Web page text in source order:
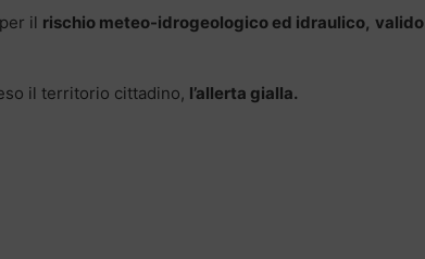
per il rischio meteo-idrogeologico ed idraulico, valido
il territorio cittadino, l’allerta gialla.